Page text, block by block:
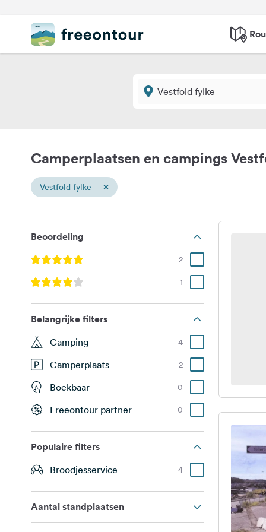
Camperplaatsen en campings
Vestfold fylke ×
Beoordeling
2
1
Belangrijke filters
Camping 4
Camperplaats 2
Boekbaar 0
Freeontour partner 0
Populaire filters
Broodjesservice 4
Aantal standplaatsen